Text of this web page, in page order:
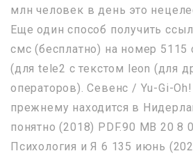
млн человек в день это
Еще один способ получить
смс (бесплатно) на номер 5115
(для tele2 с текстом leon (для
операторов). Севенс / Yu-Gi-
прежнему находится в
понятно (2018) PDF.90 MB 20 8
Психология и Я 6 135 июнь